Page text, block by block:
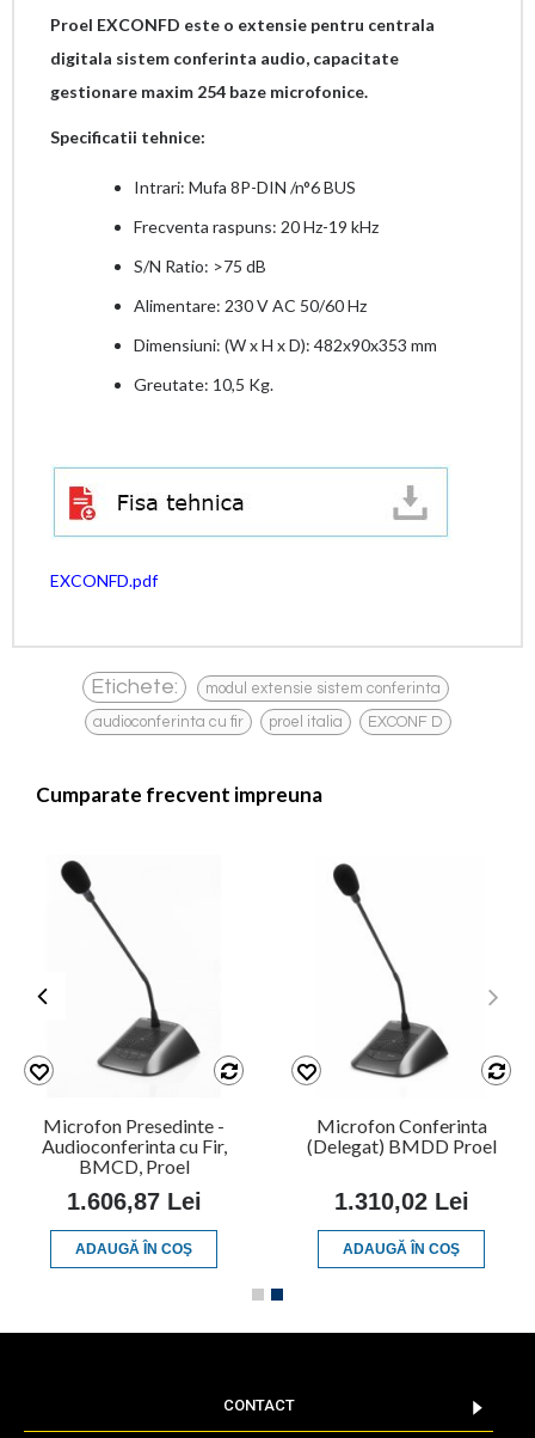
Proel EXCONFD este o extensie pentru centrala
digitala sistem conferinta audio, capacitate
gestionare maxim 254 baze microfonice.
Specificatii tehnice:
Intrari: Mufa 8P-DIN /n°6 BUS
Frecventa raspuns: 20 Hz-19 kHz
S/N Ratio: >75 dB
Alimentare: 230 V AC 50/60 Hz
Dimensiuni: (W x H x D): 482x90x353 mm
Greutate: 10,5 Kg.
EXCONFD.pdf
Etichete: modul extensie sistem conferinta
audioconferinta cu fir , proel italia , EXCONF D
Cumparate frecvent impreuna
Microfon Presedinte -
Audioconferinta cu Fir,
BMCD, Proel
1.606,87 Lei
ADAUGĂ ÎN COŞ
Microfon
(Delegat) BMDD
1.310,02
ADAUGĂ ÎN
CONTACT